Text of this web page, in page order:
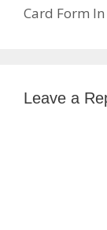
Card Form
Leave a